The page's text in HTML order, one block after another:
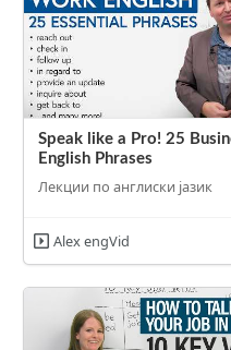
Speak like a Pro! 25
English Phrases
Лекции по англиски јазик
Alex engVid